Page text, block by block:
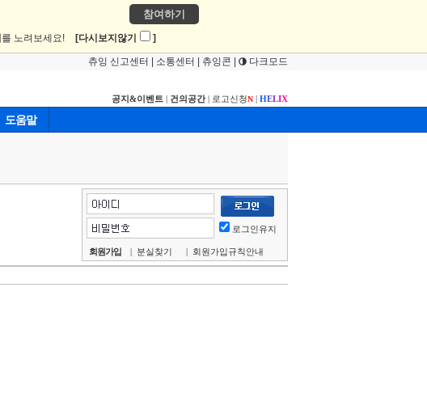
참여하기
를 노려보세요! [다시보지않기 ]
츄잉 신고센터 소통센터 츄잉콘 다크모드
공지&이벤트 | 건의공간| 로고신청N | HELIX
도움말
로그인유지
회원가입 | 분실찾기 | 회원가입규칙안내